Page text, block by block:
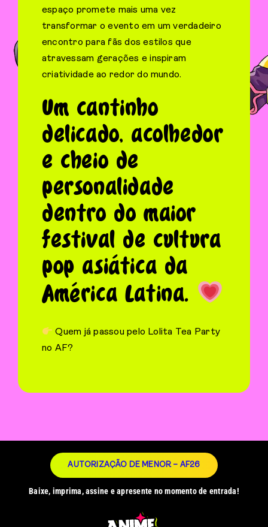
espaço promete mais uma vez
transformar o evento em um verdadeiro
encontro para fãs dos estilos que
atravessam gerações e inspiram
criatividade ao redor do mundo.
Um cantinho
delicado, acolhedor
e cheio de
personalidade
dentro do maior
festival de cultura
pop asiática da
América Latina.
Quem já passou pelo Lolita Tea Party
no AF?
AUTORIZAÇÃO DE MENOR – AF26
Baixe, imprima, assine e apresente no momento de entrada!